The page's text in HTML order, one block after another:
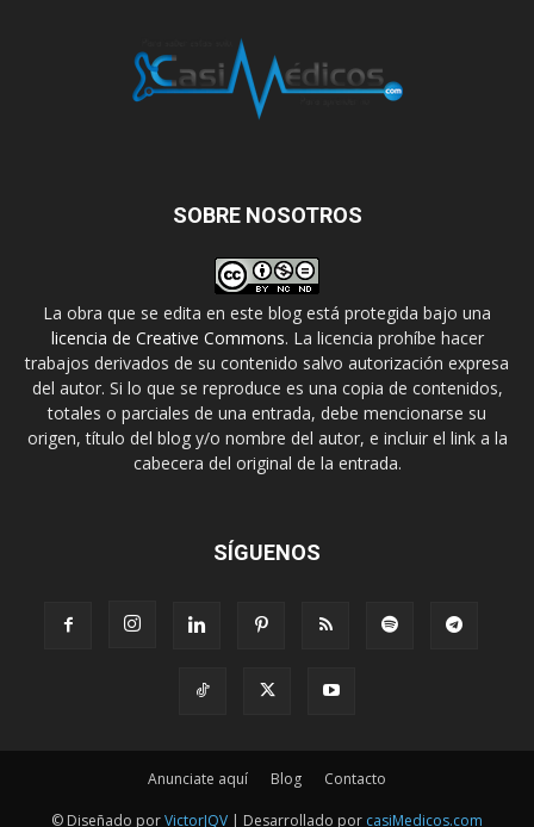
SOBRE NOSOTROS
La obra que se edita en este blog está protegida bajo una
licencia de Creative Commons. La licencia prohíbe hacer
trabajos derivados de su contenido salvo autorización expresa
del autor. Si lo que se reproduce es una copia de contenidos,
totales o parciales de una entrada, debe mencionarse su
origen, título del blog y/o nombre del autor, e incluir el link a la
cabecera del original de la entrada.
SÍGUENOS
Anunciate aquí Blog Contacto
© Diseñado porVictorJQV | Desarrollado por casiMedicos.com